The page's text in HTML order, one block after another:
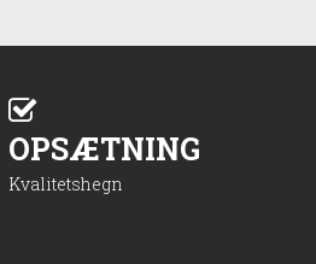
de anvisninger, der gælder for
er korrekt monteret, vil porten
OPSÆTNING
Kvalitetshegn